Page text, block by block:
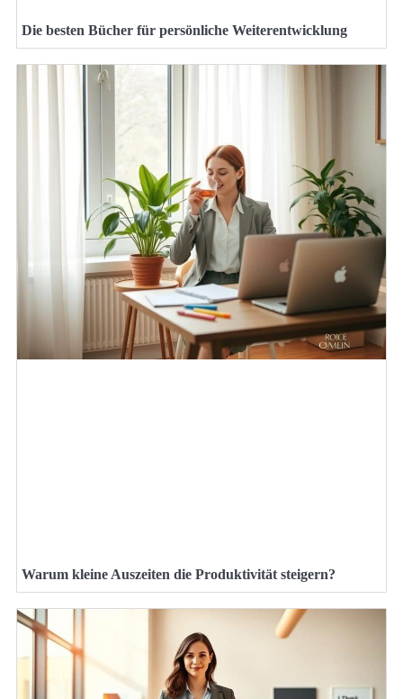
Die besten Bücher für persönliche Weiterentwicklung
Warum kleine Auszeiten die Produktivität steigern?